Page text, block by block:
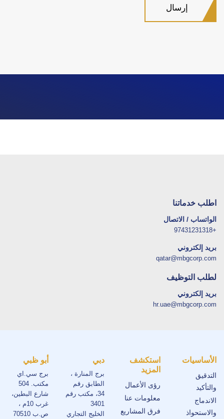
اطلب خدماتنا
الواتساب / الاتصال
+97431231318
بريد إلكتروني
qatar@mbgcorp.com
لطلب التوظيف
بريد إلكتروني
hr.uae@mbgcorp.com
الأساسيات
التدقيق
والتأكيد
الاندماج
والاستحواذ
استكشف
المزيد
رؤى الأعمال
معلومات عنا
فرق المشاريع
دبي
برج المنارة ،
الطابق رقم
34، مكتب رقم
3401
الخليج التجاري
أبو ظبي
برج سي.اي
مكتب. 504
شارع البطين،
غرب 10م ،
ص.ب 70510